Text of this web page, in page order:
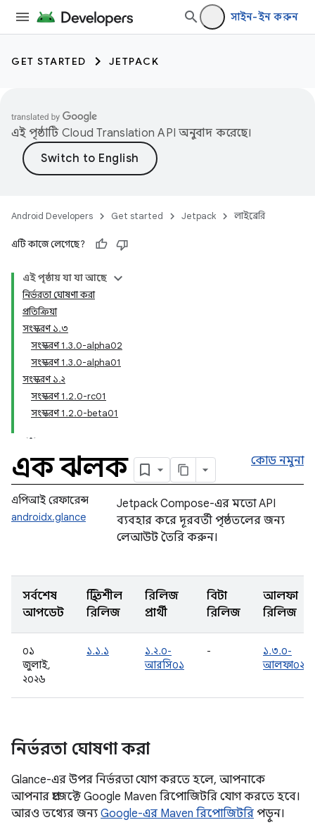
সাইন-ইন করুন
GET STARTED JETPACK
এই পৃষ্ঠাটি Cloud Translation API অনুবাদ করেছে।
Android Developers Get started Jetpack লাইব্রেরি
এটি কাজে লেগেছে?
এই পৃষ্ঠায় যা যা আছে
নির্ভরতা ঘোষণা করা
প্রতিক্রিয়া
সংস্করণ ১.৩
সংস্করণ 1.3.0-alpha02
সংস্করণ 1.3.0-alpha01
সংস্করণ ১.২
সংস্করণ 1.2.0-rc01
সংস্করণ 1.2.0-beta01
এক ঝলক কোড নমুনা
এপিআই রেফারেন্স
androidx.glance
Jetpack Compose-এর মতো API
ব্যবহার করে দূরবর্তী পৃষ্ঠতলের জন্য
লেআউট তৈরি করুন।
সর্বশেষ
আপডেট
স্থিতিশীল
রিলিজ
রিলিজ
প্রার্থী
বিটা
রিলিজ
আলফা
রিলিজ
০১
জুলাই,
২০২৬
১.১.১
১.২.০-
আরসি০১
-
১.৩.০-
আলফা০২
নির্ভরতা ঘোষণা করা
Glance-এর উপর নির্ভরতা যোগ করতে হলে, আপনাকে
আপনার প্রজেক্টে Google Maven রিপোজিটরি যোগ করতে হবে।
আরও তথ্যের জন্য Google-এর Maven রিপোজিটরি পড়ুন।